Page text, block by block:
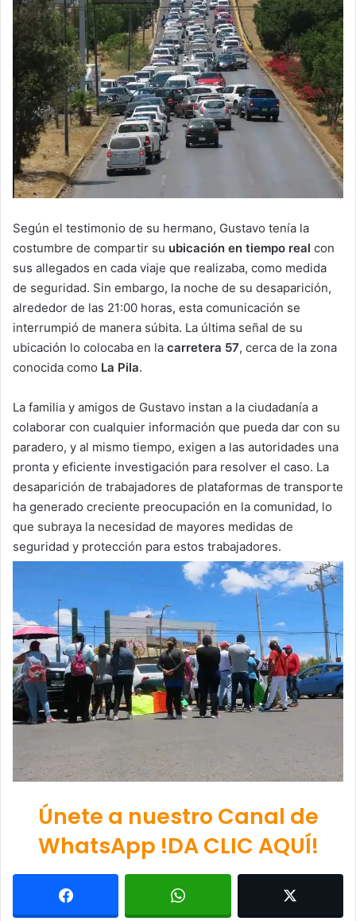
Según el testimonio de su hermano, Gustavo tenía la
costumbre de compartir su ubicación en tiempo real con
sus allegados en cada viaje que realizaba, como medida
de seguridad. Sin embargo, la noche de su desaparición,
alrededor de las 21:00 horas, esta comunicación se
interrumpió de manera súbita. La última señal de su
ubicación lo colocaba en la carretera 57, cerca de la zona
conocida como La Pila.
La familia y amigos de Gustavo instan a la ciudadanía a
colaborar con cualquier información que pueda dar con su
paradero, y al mismo tiempo, exigen a las autoridades una
pronta y eficiente investigación para resolver el caso. La
desaparición de trabajadores de plataformas de transporte
ha generado creciente preocupación en la comunidad, lo
que subraya la necesidad de mayores medidas de
seguridad y protección para estos trabajadores.
Únete a nuestro Canal de
WhatsApp !DA CLIC AQUÍ!